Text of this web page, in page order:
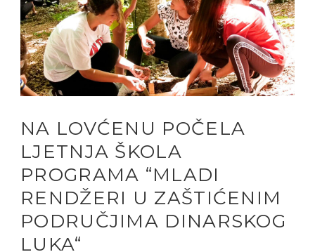
NA LOVĆENU POČELA
LJETNJA ŠKOLA
PROGRAMA “MLADI
RENDŽERI U ZAŠTIĆENIM
PODRUČJIMA DINARSKOG
LUKA“